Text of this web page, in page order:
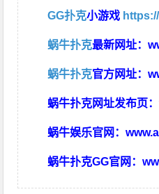
GG扑克小游戏
蜗牛扑克最新网址：
蜗牛扑克官方网址：
蜗牛扑克网址发布页：
蜗牛娱乐官网：
蜗牛扑克GG官网：